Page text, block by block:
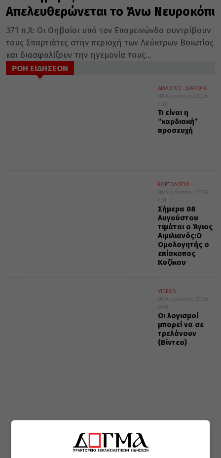
Απελευθερώνεται το Άνω Νευροκόπι
371 π.Χ: Οι Θηβαίοι υπό τον Επαμεινώνδα συντρίβουν
τους Σπαρτιάτες στην περιοχή των Λεύκτρων Βοιωτίας
και διασφαλίζουν την ηγεμονία τους...
ΡΟΗ ΕΙΔΗΣΕΩΝ
ΔΙΑΛΟΓΟΣ
ΔΙΑΦΟΡΑ
08 Αυγούστου 2026
7:32
Τι είναι η
“καρδιακή”
προσευχή
ΕΟΡΤΟΛΟΓΙΟ
08 Αυγούστου 2026
7:31
Σήμερα 08
Αυγούστου
τιμάται ο Άγιος
Αιμιλιανός:Ο
Ομολογητής ο
επίσκοπος
Κυζίκου
VIDEOS
08 Αυγούστου 2026
0:40
Οι λογισμοί
μπορεί να σε
τρελάνουν
(Βίντεο)